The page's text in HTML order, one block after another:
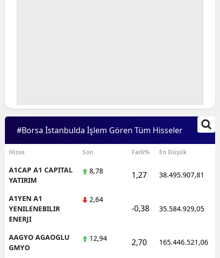
Çankırı
Çorum
Denizli
Diyarbakır
Elazığ
#Borsa İstanbulda İşlem Gören Tüm Hisseler
Hisse Son Fark% En Düşük
A1CAP A1 CAPITAL
YATIRIM
8,78 1,27 38.495.907,81
A1YEN A1
YENILENEBILIR
ENERJI
2,64
-0,38 35.584.929,05
AAGYO AGAOGLU
GMYO
12,94 2,70 165.446.521,06